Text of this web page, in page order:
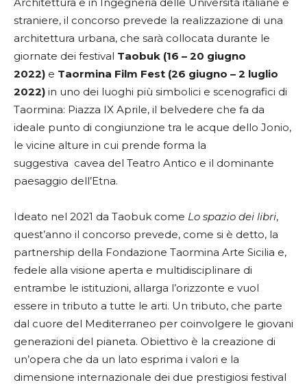
straniere, il concorso prevede la realizzazione di una
architettura urbana, che sarà collocata durante le
giornate dei festival Taobuk (16 – 20 giugno
2022) e Taormina Film Fest (26 giugno – 2 luglio
2022) in uno dei luoghi più simbolici e scenografici di
Taormina: Piazza IX Aprile, il belvedere che fa da
ideale punto di congiunzione tra le acque dello Jonio,
le vicine alture in cui prende forma la
suggestiva cavea del Teatro Antico e il dominante
paesaggio dell’Etna.
Ideato nel 2021 da Taobuk come Lo spazio dei libri,
quest’anno il concorso prevede, come si è detto, la
partnership della Fondazione Taormina Arte Sicilia e,
fedele alla visione aperta e multidisciplinare di
entrambe le istituzioni, allarga l’orizzonte e vuol
essere in tributo a tutte le arti. Un tributo, che parte
dal cuore del Mediterraneo per coinvolgere le giovani
generazioni del pianeta. Obiettivo è la creazione di
un’opera che da un lato esprima i valori e la
dimensione internazionale dei due prestigiosi festival